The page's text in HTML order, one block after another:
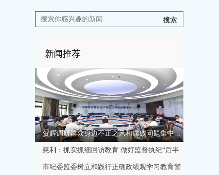
新闻推荐
贺辉调研群众身边不正之风和腐败问题集中整治工作
慈利：抓实抓细回访教育 做好监督执纪“后半
篇文章”
市纪委监委树立和践行正确政绩观学习教育警